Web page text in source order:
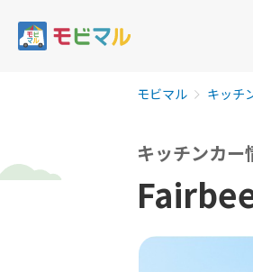
モビマル キッチ
キッチンカー